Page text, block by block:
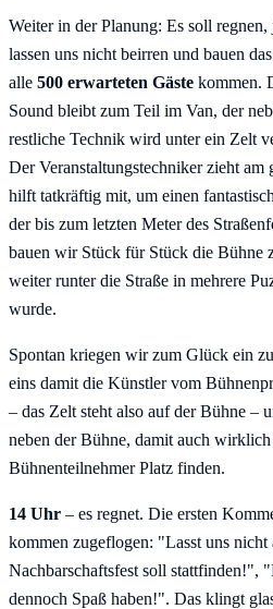
Weiter in der Planung: Es soll
lassen uns nicht beirren und bauen
alle 500 erwarteten Gäste kommen.
Sound bleibt zum Teil im Van, der
restliche Technik wird unter ein Zelt
Der Veranstaltungstechniker zieht
hilft tatkräftig mit, um einen
der bis zum letzten Meter des
bauen wir Stück für Stück die Bühne
weiter runter die Straße in mehrere
wurde.
Spontan kriegen wir zum Glück ein
eins damit die Künstler vom
– das Zelt steht also auf der Bühne –
neben der Bühne, damit auch
Bühnenteilnehmer Platz finden.
14 Uhr – es regnet. Die ersten
kommen zugeflogen: "Lasst uns nicht
Nachbarschaftsfest soll stattfinden!",
dennoch Spaß haben!". Das klingt